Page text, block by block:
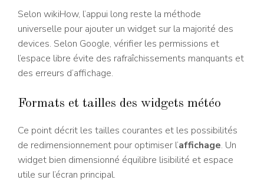
Selon wikiHow, l’appui long reste la méthode
universelle pour ajouter un widget sur la majorité des
devices. Selon Google, vérifier les permissions et
l’espace libre évite des rafraîchissements manquants et
des erreurs d’affichage.
Formats et tailles des widgets météo
Ce point décrit les tailles courantes et les possibilités
de redimensionnement pour optimiser l’affichage. Un
widget bien dimensionné équilibre lisibilité et espace
utile sur l’écran principal.